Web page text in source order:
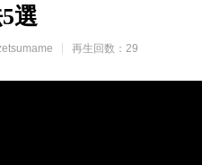
選
再生回数：29